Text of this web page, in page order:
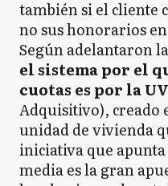
también si el cliente
no sus honorarios
Según adelantaron
el sistema por el
cuotas es por la
Adquisitivo), creado
unidad de vivienda
iniciativa que
media es la gran